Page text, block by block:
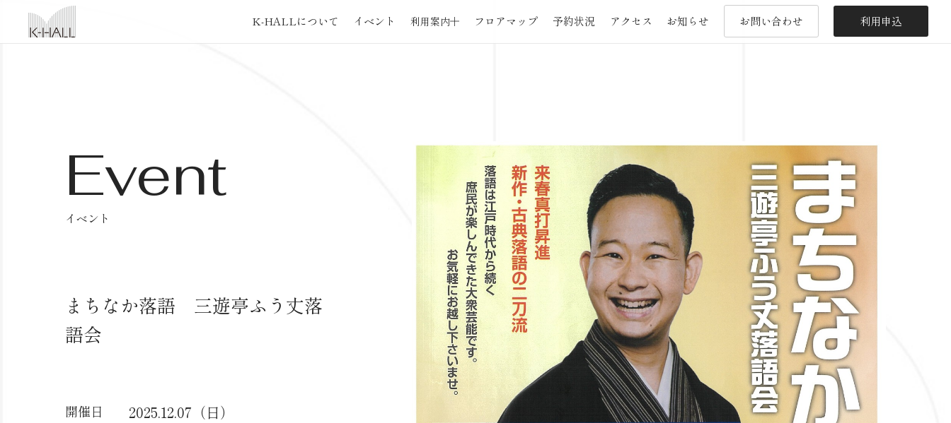
本文までスキップする
K-HALLについて
イベント
利用案内
スペース概要
利用規約
設備・備品概要
設備・備品概要
フロアマップ
予約状況
アクセス
お知らせ
お問い合わせ
お問い合わせ
利用申込
利用申込
イベント
Event
まちなか落語 三遊亭ふう丈落
語会
開催日 2025.12.07（日）